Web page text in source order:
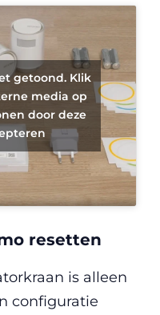
getoond. Klik
media op
door deze
resetten
is alleen
configuratie